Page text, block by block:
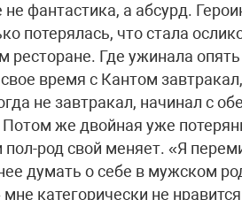
фантастика, а абсурд.
потерялась, что стала
ресторане. Где ужинала
время с Кантом
не завтракал, начинал с
же двойная уже
пол-род свой меняет. «Я
думать о себе в мужском
категорически не